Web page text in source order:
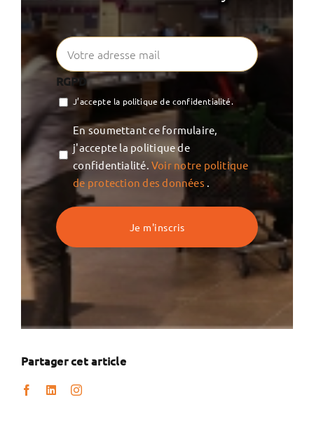
RGPD
J’accepte la politique de confidentialité.
Vie
privée
En soumettant ce formulaire,
j'accepte la politique de
confidentialité.Voir notre politique
de protection des données .
Partager cet article